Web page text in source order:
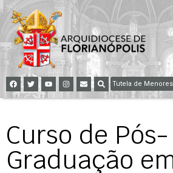
Tutela de Menores
Curso de Pós-
Graduação